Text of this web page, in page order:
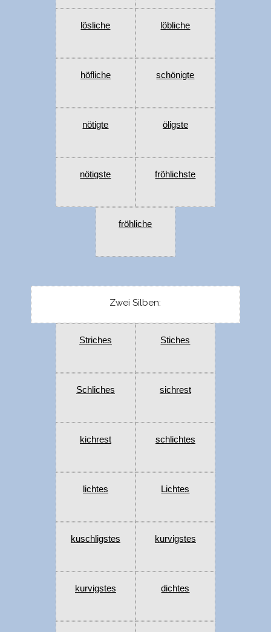
lösliche löbliche
höfliche schönigte
nötigte öligste
nötigste fröhlichste
fröhliche
Zwei Silben:
Striches Stiches
Schliches sichrest
kichrest schlichtes
lichtes Lichtes
kuschligstes kurvigstes
kurvigstes dichtes